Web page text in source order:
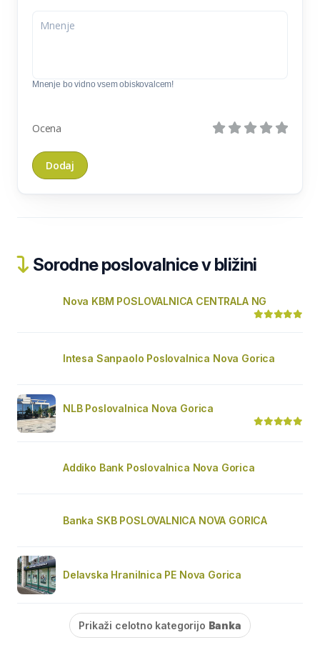
Mnenje bo vidno vsem obiskovalcem!
Ocena
Sorodne poslovalnice v bližini
Nova KBM POSLOVALNICA CENTRALA NG
Intesa Sanpaolo Poslovalnica Nova Gorica
NLB Poslovalnica Nova Gorica
Addiko Bank Poslovalnica Nova Gorica
Banka SKB POSLOVALNICA NOVA GORICA
Delavska Hranilnica PE Nova Gorica
Prikaži celotno kategorijo Banka